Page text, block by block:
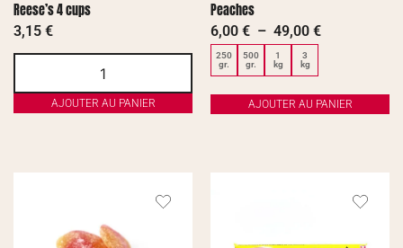
Reese’s 4 cups
3,15 €
AJOUTER AU PANIER
Peaches
6,00 € – 49,00 €
250
gr.
500
gr.
1
kg
3
kg
AJOUTER AU PANIER